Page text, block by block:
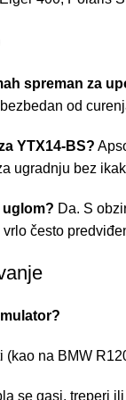
spreman za
od
YTX14-BS?
ugradnju bez
uglom? Da. S
često
(kao na BMW
se gasi, treperi